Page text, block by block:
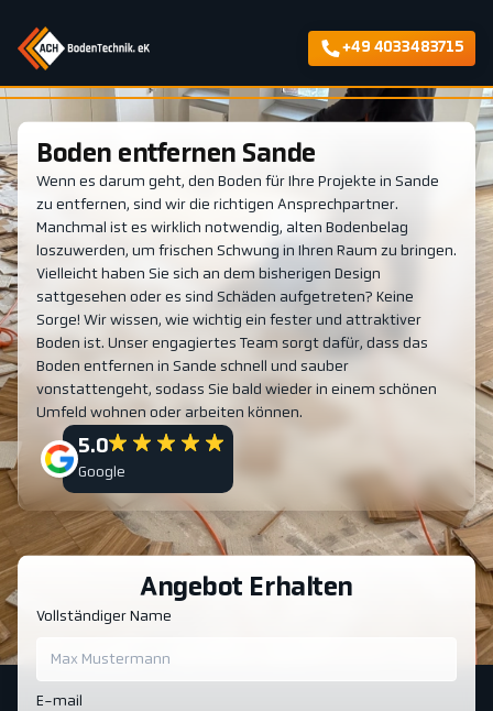
+49 4033483715
Boden entfernen Sande
Wenn es darum geht, den Boden für Ihre Projekte in Sande
zu entfernen, sind wir die richtigen Ansprechpartner.
Manchmal ist es wirklich notwendig, alten Bodenbelag
loszuwerden, um frischen Schwung in Ihren Raum zu bringen.
Vielleicht haben Sie sich an dem bisherigen Design
sattgesehen oder es sind Schäden aufgetreten? Keine
Sorge! Wir wissen, wie wichtig ein fester und attraktiver
Boden ist. Unser engagiertes Team sorgt dafür, dass das
Boden entfernen in Sande schnell und sauber
vonstattengeht, sodass Sie bald wieder in einem schönen
Umfeld wohnen oder arbeiten können.
5.0
Google
Angebot Erhalten
Vollständiger Name
E-mail